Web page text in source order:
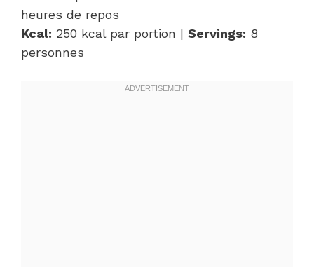
heures de repos
Kcal: 250 kcal par portion | Servings: 8
personnes